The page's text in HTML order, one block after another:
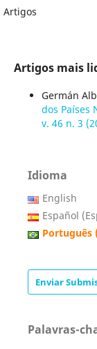
Artigos
Artigos mais
Germán
dos Países
v. 46 n. 3
Idioma
English
Español
Português
Enviar
Palavras-